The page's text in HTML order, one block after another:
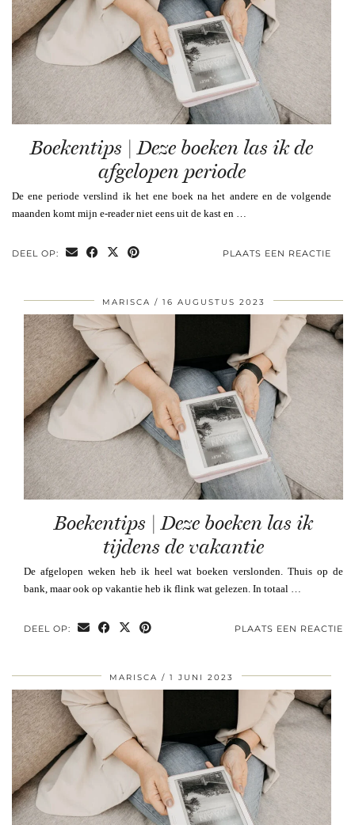
Boekentips | Deze boeken las ik de
afgelopen periode
De ene periode verslind ik het ene boek na het andere en de volgende
maanden komt mijn e-reader niet eens uit de kast en …
DEEL OP: PLAATS EEN REACTIE
MARISCA 16 AUGUSTUS 2023
Boekentips | Deze boeken las ik
tijdens de vakantie
De afgelopen weken heb ik heel wat boeken verslonden. Thuis op de
bank, maar ook op vakantie heb ik flink wat gelezen. In totaal …
DEEL OP: PLAATS EEN REACTIE
MARISCA 1 JUNI 2023